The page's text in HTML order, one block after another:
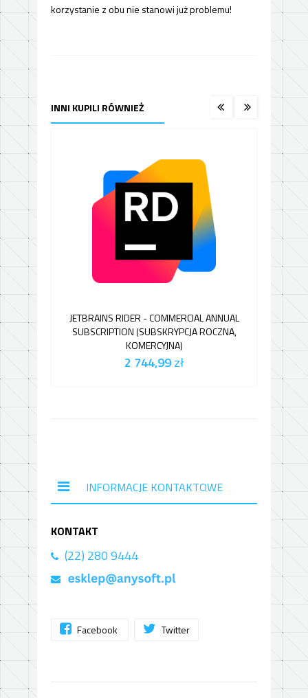
korzystanie z obu nie stanowi już problemu!
INNI KUPILI RÓWNIEŻ
JETBRAINS RIDER - COMMERCIAL ANNUAL
SUBSCRIPTION (SUBSKRYPCJA ROCZNA,
KOMERCYJNA)
2 744,99zł
INFORMACJE KONTAKTOWE
KONTAKT
(22) 280 9444
Facebook Twitter